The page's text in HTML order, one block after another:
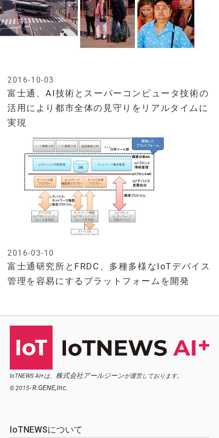
富士通、AI技術とスーパーコンピュータ技術の
活用により都市全体の見守りをリアルタイムに
実現
2016-10-03
富士通研究所とFRDC、多種多様なIoTデバイス
管理を容易にするプラットフォームを開発
2016-03-10
IoTNEWS AI+は、 株式会社アールジーンが運営しております。
© 2015- R.GENE,Inc.
IoTNEWSについて